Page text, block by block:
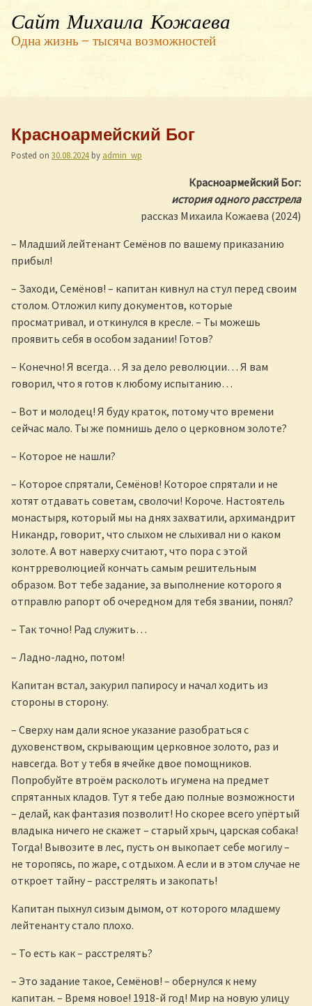
Сайт Михаила Кожаева
Одна жизнь — тысяча возможностей
Красноармейский Бог
Posted on 30.08.2024 by admin_wp
Красноармейский Бог:
история одного расстрела
рассказ Михаила Кожаева (2024)
– Младший лейтенант Семёнов по вашему приказанию
прибыл!
– Заходи, Семёнов! – капитан кивнул на стул перед своим
столом. Отложил кипу документов, которые
просматривал, и откинулся в кресле. – Ты можешь
проявить себя в особом задании! Готов?
– Конечно! Я всегда… Я за дело революции… Я вам
говорил, что я готов к любому испытанию…
– Вот и молодец! Я буду краток, потому что времени
сейчас мало. Ты же помнишь дело о церковном золоте?
– Которое не нашли?
– Которое спрятали, Семёнов! Которое спрятали и не
хотят отдавать советам, сволочи! Короче. Настоятель
монастыря, который мы на днях захватили, архимандрит
Никандр, говорит, что слыхом не слыхивал ни о каком
золоте. А вот наверху считают, что пора с этой
контрреволюцией кончать самым решительным
образом. Вот тебе задание, за выполнение которого я
отправлю рапорт об очередном для тебя звании, понял?
– Так точно! Рад служить…
– Ладно-ладно, потом!
Капитан встал, закурил папиросу и начал ходить из
стороны в сторону.
– Сверху нам дали ясное указание разобраться с
духовенством, скрывающим церковное золото, раз и
навсегда. Вот у тебя в ячейке двое помощников.
Попробуйте втроём расколоть игумена на предмет
спрятанных кладов. Тут я тебе даю полные возможности
– делай, как фантазия позволит! Но скорее всего упёртый
владыка ничего не скажет – старый хрыч, царская собака!
Тогда! Вывозите в лес, пусть он выкопает себе могилу –
не торопясь, по жаре, с отдыхом. А если и в этом случае не
откроет тайну – расстрелять и закопать!
Капитан пыхнул сизым дымом, от которого младшему
лейтенанту стало плохо.
– То есть как – расстрелять?
– Это задание такое, Семёнов! – обернулся к нему
капитан. – Время новое! 1918-й год! Мир на новую улицу